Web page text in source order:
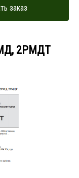
заказ
2РМДТ